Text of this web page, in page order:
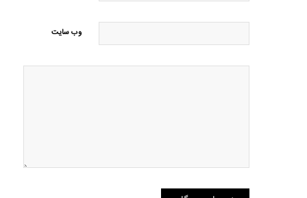
وب‌ سایت